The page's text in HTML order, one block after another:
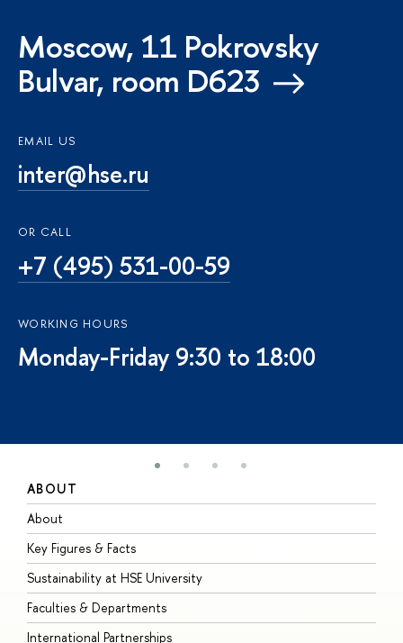
Moscow, 11 Pokrovsky
Bulvar, room D623
EMAIL US
inter@hse.ru
OR CALL
+7 (495) 531-00-59
WORKING HOURS
Monday-Friday 9:30 to 18:00
ABOUT
About
Key Figures & Facts
Sustainability at HSE University
Faculties & Departments
International Partnerships